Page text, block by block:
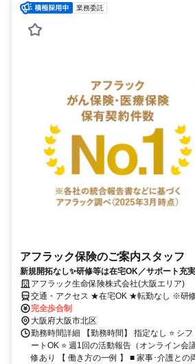
業務委託
アフラック保険のご案内スタッフ
新規開拓なし✨研修等は在宅OK／サポート充
アフラック生命保険株式会社(大阪エリア)
交通・アクセス ★在宅OK ★転勤なし ※研
区」への出社あり
完全歩合制
大阪府大阪市北区
勤務時間詳細 【勤務時間】 指定なし ⭐ シフ
ートOK ⭐ 週1回の活動報告（オンライン会
修あり 【 働き方の一例 】 ■ 家事･介護との